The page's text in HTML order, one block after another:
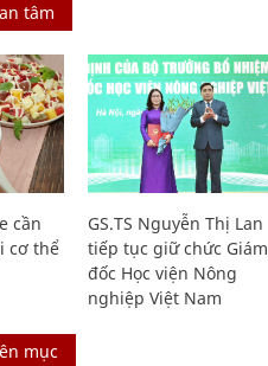
tâm
cần
cơ thể
GS.TS Nguyễn Thị Lan
tiếp tục giữ chức Giám
đốc Học viện Nông
nghiệp Việt Nam
mục